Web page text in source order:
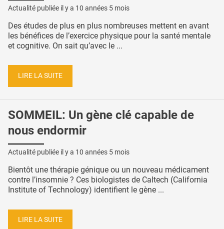
Actualité publiée il y a 10 années 5 mois
Des études de plus en plus nombreuses mettent en avant
les bénéfices de l’exercice physique pour la santé mentale
et cognitive. On sait qu’avec le ...
LIRE LA SUITE
SOMMEIL: Un gène clé capable de
nous endormir
Actualité publiée il y a 10 années 5 mois
Bientôt une thérapie génique ou un nouveau médicament
contre l’insomnie ? Ces biologistes de Caltech (California
Institute of Technology) identifient le gène ...
LIRE LA SUITE